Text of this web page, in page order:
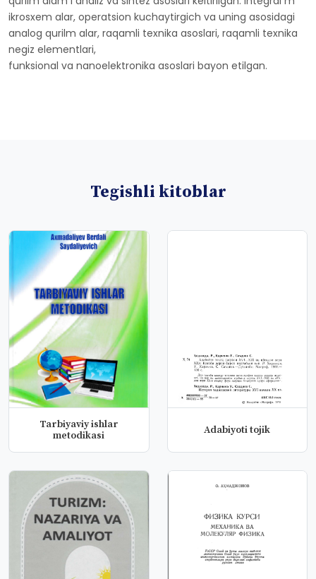
ikrosxem alar, operatsion kuchaytirgich va uning asosidagi
analog qurilm alar, raqamli texnika asoslari, raqamli texnika
negiz elementlari,
funksional va nanoelektronika asoslari bayon etilgan.
Tegishli kitoblar
Tarbiyaviy ishlar
metodikasi
Adabiyoti tojik